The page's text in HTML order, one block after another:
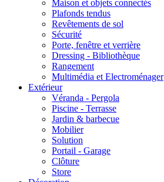
Maison et objets connectés
Plafonds tendus
Revêtements de sol
Sécurité
Porte, fenêtre et verrière
Dressing - Bibliothèque
Rangement
Multimédia et Electroménager
Extérieur
Véranda - Pergola
Piscine - Terrasse
Jardin & barbecue
Mobilier
Solution
Portail - Garage
Clôture
Store